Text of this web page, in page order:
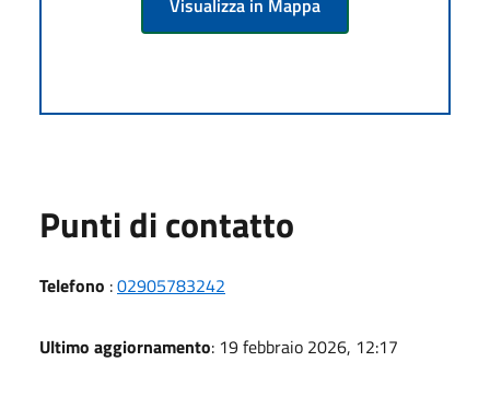
Punti di contatto
Telefono :02905783242
Ultimo aggiornamento: 19 febbraio 2026, 12:17